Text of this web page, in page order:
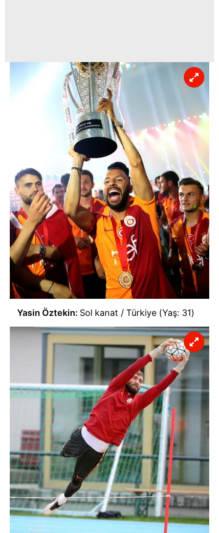
kılınması ve kişiselleştirilmesi ve sizlere yönelik
reklam/pazarlama faaliyetlerinin yapılması, amaçlarıyla
sınırlı olarak açık rızanız dahilinde kullanılacaktır.
Çerezlere ilişkin tercihlerinizi aşağıda yer alan panel
vasıtasıyla belirleyebilirsiniz. Çerezlere ilişkin detaylı bilgi
için Ayarlar butonuna tıklayabilir,Çerez Bilgilendirme
ziyaret edebilirsiniz.
6698 sayılı Kişisel Verilerin Korunması Kanunu uyarınca
hazırlanmış Aydınlatma Metnimizi okumak ve sitemizde
ilgili mevzuata uygun olarak kullanılan çerezlerle ilgili bilgi
almak için lütfentıklayınız.
Yasin Öztekin: Sol kanat / Türkiye (Yaş: 31)